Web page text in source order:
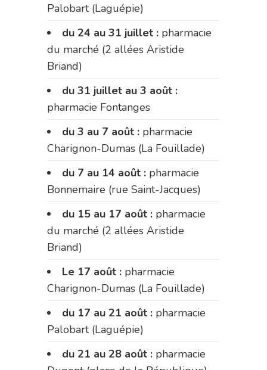
Palobart (Laguépie)
du 24 au 31 juillet : pharmacie
du marché (2 allées Aristide
Briand)
du 31 juillet au 3 août :
pharmacie Fontanges
du 3 au 7 août : pharmacie
Charignon-Dumas (La Fouillade)
du 7 au 14 août : pharmacie
Bonnemaire (rue Saint-Jacques)
du 15 au 17 août : pharmacie
du marché (2 allées Aristide
Briand)
Le 17 août : pharmacie
Charignon-Dumas (La Fouillade)
du 17 au 21 août : pharmacie
Palobart (Laguépie)
du 21 au 28 août : pharmacie